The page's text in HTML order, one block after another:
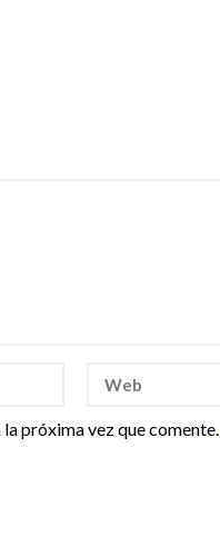
próxima vez que comente.